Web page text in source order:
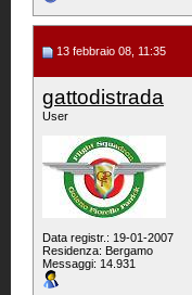
13 febbraio 08, 11:35
gattodistrada
User
Data registr.: 19-01-2007
Residenza: Bergamo
Messaggi: 14.931